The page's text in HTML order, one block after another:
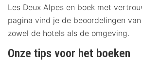
Les Deux Alpes en boek met
pagina vind je de beoordelingen
zowel de hotels als de omgeving.
Onze tips voor het boeken